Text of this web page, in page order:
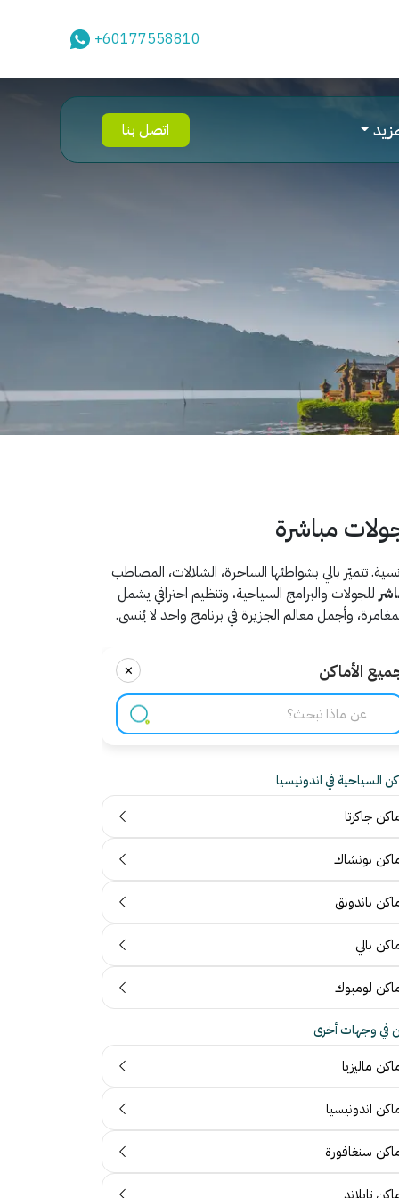
+60177558810
اتصل بنا
مباشرة
تتميّز بالي بشواطئها الساحرة، الشلالات، المصاطب
للجولات والبرامج السياحية، وتنظيم احترافي يشمل
وأجمل معالم الجزيرة في برنامج واحد لا يُنسى.
الأماكن ×
السياحية في اندونيسيا
جاكرتا
بونشاك
باندونق
بالي
لومبوك
في وجهات أخرى
ماليزيا
اندونيسيا
سنغافورة